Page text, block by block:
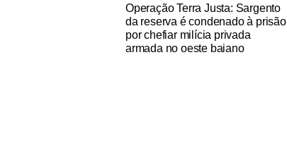
Notícias Católicas
Operação Terra Justa: Sargento
da reserva é condenado à prisão
por chefiar milícia privada
armada no oeste baiano